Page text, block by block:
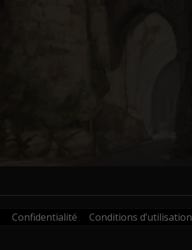
Confidentialité Conditions d’utilisation